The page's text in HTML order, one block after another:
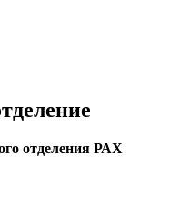
отделения РАХ